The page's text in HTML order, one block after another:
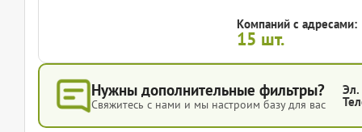
Компаний с адресами:
15 шт.
Нужны дополнительные фильтры?
Свяжитесь с нами и мы настроим базу для вас
Эл.